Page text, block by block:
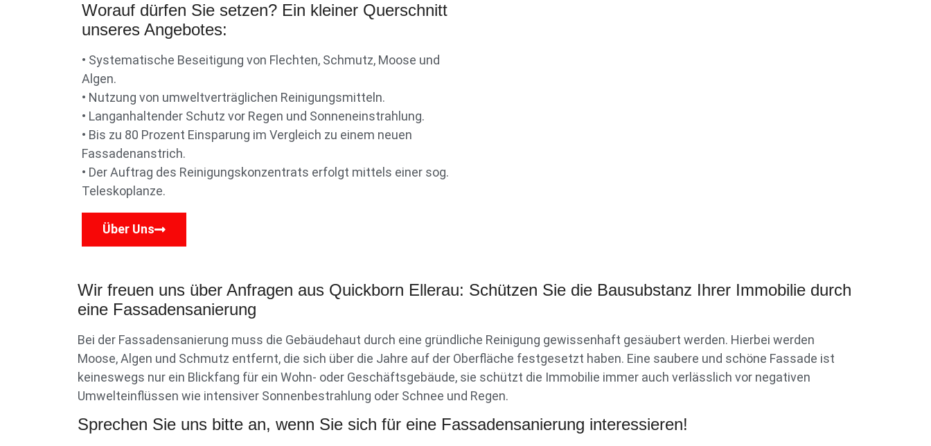
Worauf dürfen Sie setzen? Ein kleiner Querschnitt
unseres Angebotes:
• Systematische Beseitigung von Flechten, Schmutz, Moose und
Algen.
• Nutzung von umweltverträglichen Reinigungsmitteln.
• Langanhaltender Schutz vor Regen und Sonneneinstrahlung.
• Bis zu 80 Prozent Einsparung im Vergleich zu einem neuen
Fassadenanstrich.
• Der Auftrag des Reinigungskonzentrats erfolgt mittels einer sog.
Teleskoplanze.
Über Uns
Wir freuen uns über Anfragen aus Quickborn Ellerau: Schützen Sie die Bausubstanz Ihrer Immobilie durch
eine Fassadensanierung
Bei der Fassadensanierung muss die Gebäudehaut durch eine gründliche Reinigung gewissenhaft gesäubert werden. Hierbei werden
Moose, Algen und Schmutz entfernt, die sich über die Jahre auf der Oberfläche festgesetzt haben. Eine saubere und schöne Fassade ist
keineswegs nur ein Blickfang für ein Wohn- oder Geschäftsgebäude, sie schützt die Immobilie immer auch verlässlich vor negativen
Umwelteinflüssen wie intensiver Sonnenbestrahlung oder Schnee und Regen.
Sprechen Sie uns bitte an, wenn Sie sich für eine Fassadensanierung interessieren!